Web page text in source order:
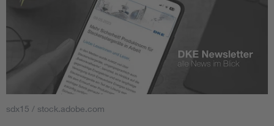
sdx15 / stock.adobe.com